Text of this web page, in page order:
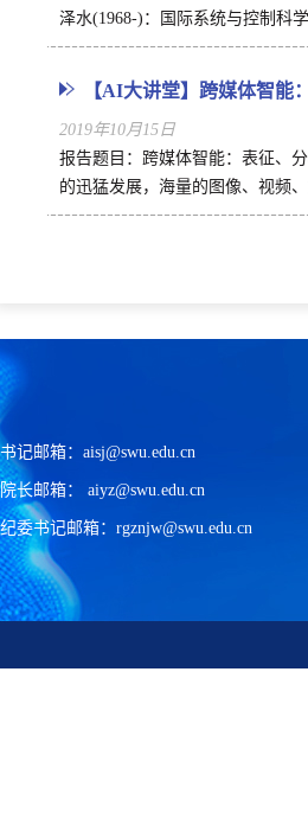
泽水(1968-)：国际系统与控制科
【AI大讲堂】跨媒体智能
2019年10月15日
报告题目：跨媒体智能：表征、
的迅猛发展，海量的图像、视频
书记邮箱：aisj@swu.edu.cn
院长邮箱： aiyz@swu.edu.cn
纪委书记邮箱：rgznjw@swu.edu.cn